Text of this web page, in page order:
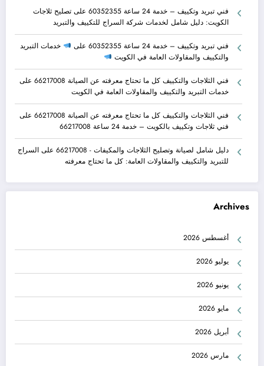
فني تبريد وتكييف – خدمة 24 ساعة 60352355 على تصليح ثلاجات
الكويت: دليل شامل لخدمات شركة السراج للتكييف والتبريد
فني تبريد وتكييف – خدمة 24 ساعة 60352355 على
خدمات التبريد
والتكييف والمقاولات العامة في الكويت
فني الثلاجات والتكييف كل ما تحتاج معرفته عن الصيانة 66217008
على
خدمات التبريد والتكييف والمقاولات العامة في الكويت
فني الثلاجات والتكييف كل ما تحتاج معرفته عن الصيانة 66217008
على
فني ثلاجات وتكييف بالكويت – خدمة 24 ساعة 66217008
دليل شامل لصيانة وتصليح الثلاجات والمكيفات - 66217008 على السراج
للتبريد والتكييف والمقاولات العامة: كل ما تحتاج معرفته
Archives
أغسطس 2026
يوليو 2026
يونيو 2026
مايو 2026
أبريل 2026
مارس 2026